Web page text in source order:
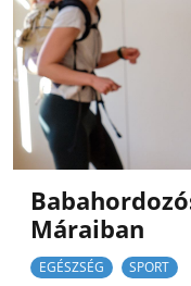
Máraiban
EGÉSZSÉG SPORT